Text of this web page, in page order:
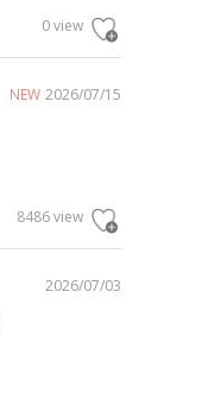
0 view
NEW 2026/07/15
8486 view
2026/07/03